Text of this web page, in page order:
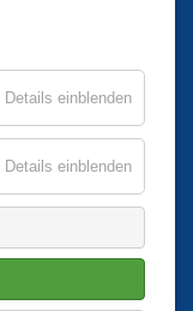
Details einblenden
Details einblenden